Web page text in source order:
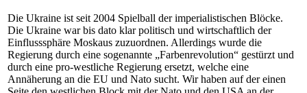
Die Ukraine ist seit 2004 Spielball der imperialistischen Blöcke.
Die Ukraine war bis dato klar politisch und wirtschaftlich der
Einflusssphäre Moskaus zuzuordnen. Allerdings wurde die
Regierung durch eine sogenannte „Farbenrevolution“ gestürzt und
durch eine pro-westliche Regierung ersetzt, welche eine
Annäherung an die EU und Nato sucht. Wir haben auf der einen